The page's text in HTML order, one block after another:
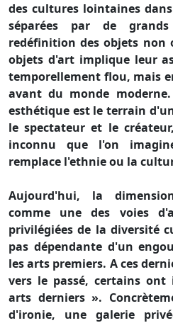
des cultures lointaines
séparées par de
redéfinition des objets non
objets d'art implique leur
temporellement flou, mais
avant du monde
esthétique est le terrain
le spectateur et le
inconnu que l'on
remplace l'ethnie ou la
Aujourd'hui, la
comme une des voies
privilégiées de la diversité
pas dépendante d'un
les arts premiers. A ces
vers le passé, certains
arts derniers ».
d'ironie, une galerie